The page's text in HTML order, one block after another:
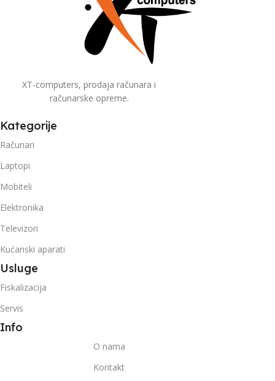
XT-computers, prodaja računara i
računarske opreme.
Kategorije
Računari
Laptopi
Mobiteli
Elektronika
Televizori
Kućanski aparati
Usluge
Fiskalizacija
Servis
Info
O nama
Kontakt